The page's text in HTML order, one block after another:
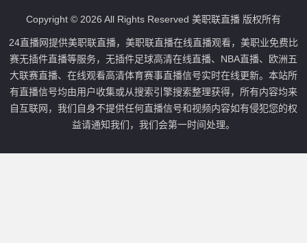
Copyright © 2026 All Rights Reserved 美职联直播 版权所有
24直播网提供美职联直播，美职联直播在线直播观看，美职业免费比
赛无插件直播等服务，无插件足球高清在线直播、NBA直播、欧洲五
大联赛直播、在线观看高清体育赛事直播信号实时在线更新。本站所
有直播信号均由用户收集或从搜索引擎搜索整理获得，所有内容均来
自互联网，我们自身不提供任何直播信号和视频内容如有侵犯您的权
益请通知我们，我们会第一时间处理。